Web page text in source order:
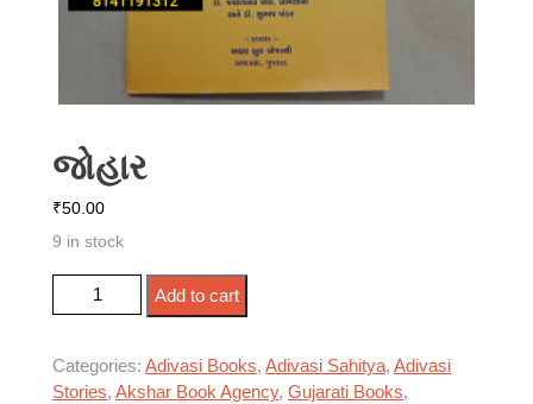
જોહાર
₹50.00
9 in stock
જોહાર quantityAdd to cart
Categories: Adivasi Books, Adivasi Sahitya, Adivasi
Stories, Akshar Book Agency, Gujarati Books,